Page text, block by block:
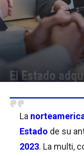
El Estado
La
Estado de su
2023. La multi,